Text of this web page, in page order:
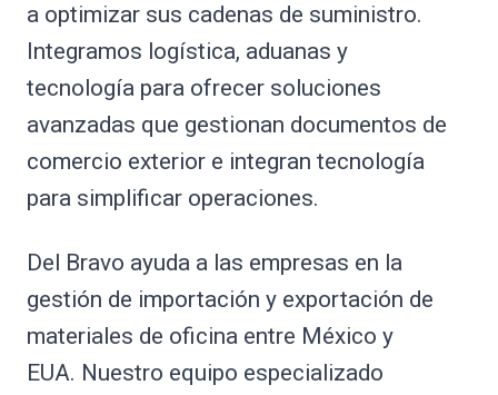
a optimizar sus cadenas de suministro.
Integramos logística, aduanas y
tecnología para ofrecer soluciones
avanzadas que gestionan documentos de
comercio exterior e integran tecnología
para simplificar operaciones.
Del Bravo ayuda a las empresas en la
gestión de importación y exportación de
materiales de oficina entre México y
EUA. Nuestro equipo especializado